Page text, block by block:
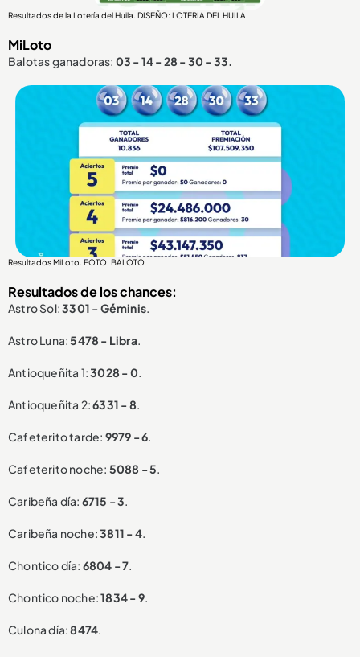
Resultados de la Lotería del Huila. DISEÑO: LOTERIA DEL HUILA
MiLoto
Balotas ganadoras: 03 - 14 - 28 - 30 - 33.
Resultados MiLoto. FOTO: BALOTO
Resultados de los chances:
Astro Sol:3301 - Géminis.
Astro Luna:5478 - Libra.
Antioqueñita 1:3028 - 0.
Antioqueñita 2:6331 - 8.
Cafeterito tarde: 9979 - 6.
Cafeterito noche: 5088 - 5.
Caribeña día: 6715 - 3.
Caribeña noche:3811 - 4.
Chontico día: 6804 - 7.
Chontico noche:1834 - 9.
Culona día:8474.